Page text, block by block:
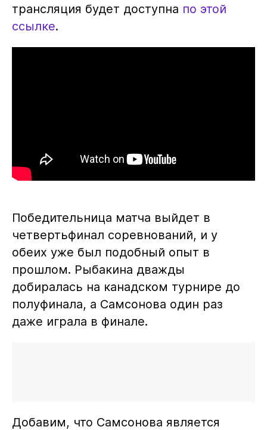
трансляция будет доступна по этой
ссылке.
Победительница матча выйдет в
четвертьфинал соревнований, и у
обеих уже был подобный опыт в
прошлом. Рыбакина дважды
добиралась на канадском турнире до
полуфинала, а Самсонова один раз
даже играла в финале.
Добавим, что Самсонова является